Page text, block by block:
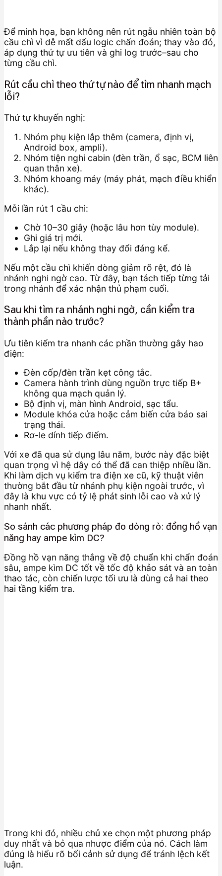
Để minh họa, bạn không nên rút ngẫu nhiên toàn bộ
cầu chì vì dễ mất dấu logic chẩn đoán; thay vào đó,
áp dụng thứ tự ưu tiên và ghi log trước–sau cho
từng cầu chì.
Rút cầu chì theo thứ tự nào để tìm nhanh mạch
lỗi?
Thứ tự khuyến nghị:
Nhóm phụ kiện lắp thêm (camera, định vị,
Android box, ampli).
Nhóm tiện nghi cabin (đèn trần, ổ sạc, BCM liên
quan thân xe).
Nhóm khoang máy (máy phát, mạch điều khiển
khác).
Mỗi lần rút 1 cầu chì:
Chờ 10–30 giây (hoặc lâu hơn tùy module).
Ghi giá trị mới.
Lắp lại nếu không thay đổi đáng kể.
Nếu một cầu chì khiến dòng giảm rõ rệt, đó là
nhánh nghi ngờ cao. Từ đây, bạn tách tiếp từng tải
trong nhánh để xác nhận thủ phạm cuối.
Sau khi tìm ra nhánh nghi ngờ, cần kiểm tra
thành phần nào trước?
Ưu tiên kiểm tra nhanh các phần thường gây hao
điện:
Đèn cốp/đèn trần kẹt công tắc.
Camera hành trình dùng nguồn trực tiếp B+
không qua mạch quản lý.
Bộ định vị, màn hình Android, sạc tẩu.
Module khóa cửa hoặc cảm biến cửa báo sai
trạng thái.
Rơ-le dính tiếp điểm.
Với xe đã qua sử dụng lâu năm, bước này đặc biệt
quan trọng vì hệ dây có thể đã can thiệp nhiều lần.
Khi làm dịch vụ kiểm tra điện xe cũ, kỹ thuật viên
thường bắt đầu từ nhánh phụ kiện ngoài trước, vì
đây là khu vực có tỷ lệ phát sinh lỗi cao và xử lý
nhanh nhất.
So sánh các phương pháp đo dòng rò: đồng hồ vạn
năng hay ampe kìm DC?
Đồng hồ vạn năng thắng về độ chuẩn khi chẩn đoán
sâu, ampe kìm DC tốt về tốc độ khảo sát và an toàn
thao tác, còn chiến lược tối ưu là dùng cả hai theo
hai tầng kiểm tra.
Trong khi đó, nhiều chủ xe chọn một phương pháp
duy nhất và bỏ qua nhược điểm của nó. Cách làm
đúng là hiểu rõ bối cảnh sử dụng để tránh lệch kết
luận.